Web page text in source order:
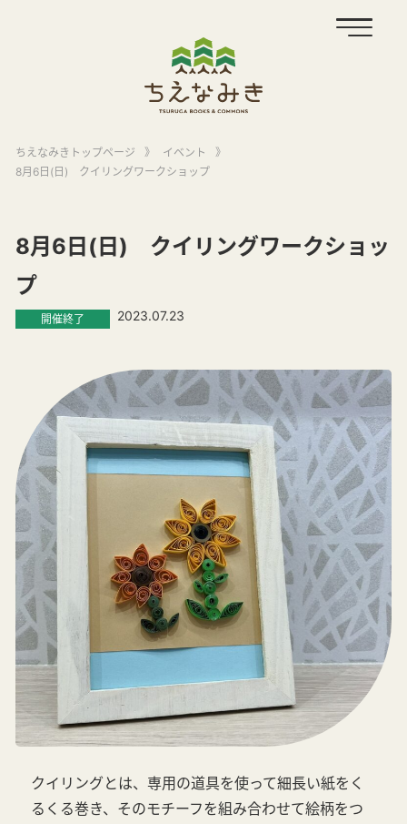
ちえなみきトップページ 》 イベント
》
8月6日(日) クイリングワークショップ
8月6日(日) クイリングワークショッ
プ
開催終了 2023.07.23
クイリングとは、専用の道具を使って細長い紙をく
るくる巻き、そのモチーフを組み合わせて絵柄をつ